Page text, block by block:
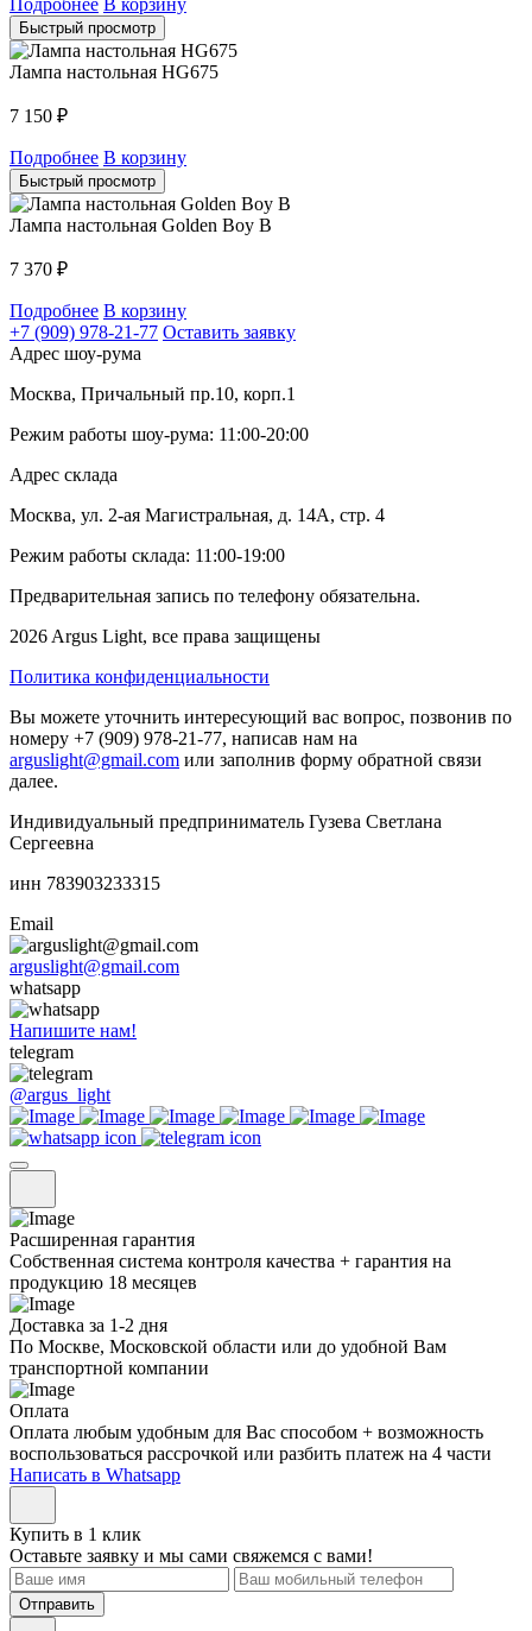
Быстрый просмотр
Лампа настольная HG675
7 150 ₽
Подробнее В корзину
Быстрый просмотр
Лампа настольная Golden Boy B
7 370 ₽
Подробнее В корзину
+7 (909) 978-21-77 Оставить заявку
Адрес шоу-рума
Москва, Причальный пр.10, корп.1
Режим работы шоу-рума: 11:00-20:00
Адрес склада
Москва, ул. 2-ая Магистральная, д. 14А, стр. 4
Режим работы склада: 11:00-19:00
Предварительная запись по телефону обязательна.
2026 Argus Light, все права защищены
Политика конфиденциальности
Вы можете уточнить интересующий вас вопрос, позвонив по
номеру +7 (909) 978-21-77, написав нам на
arguslight@gmail.com или заполнив форму обратной связи
далее.
Индивидуальный предприниматель Гузева Светлана
Сергеевна
инн 783903233315
Email
arguslight@gmail.com
whatsapp
Напишите нам!
telegram
@argus_light
Расширенная гарантия
Собственная система контроля качества + гарантия на
продукцию 18 месяцев
Доставка за 1-2 дня
По Москве, Московской области или до удобной Вам
транспортной компании
Оплата
Оплата любым удобным для Вас способом + возможность
воспользоваться рассрочкой или разбить платеж на 4 части
Написать в Whatsapp
Купить в 1 клик
Оставьте заявку и мы сами свяжемся с вами!
Отправить